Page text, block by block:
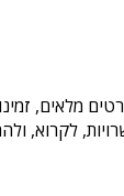
מלאים,
לקרוא,